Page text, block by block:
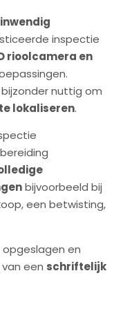
inspectie
rioolcamera en
nuttig om
lokaliseren.
bijvoorbeeld bij
een betwisting,
opgeslagen en
een schriftelijk